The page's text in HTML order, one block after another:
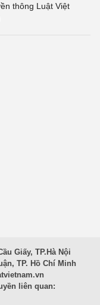
thông Luật Việt
Giấy, TP.Hà Nội
TP. Hồ Chí Minh
liên quan: